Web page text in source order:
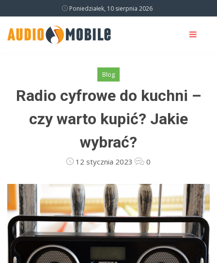
Poniedziałek, 10 sierpnia 2026
Blog
Radio cyfrowe do kuchni –
czy warto kupić? Jakie
wybrać?
12 stycznia 2023 0